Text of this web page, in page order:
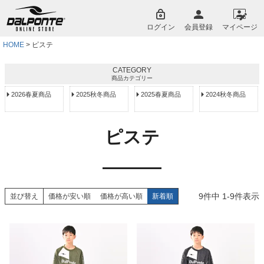
ログイン 会員登録 マイページ
HOME ピステ
CATEGORY
商品カテゴリー
2026春夏商品 2025秋冬商品 2025春夏商品 2024秋冬商品
ピステ
並び替え 価格が安い順 価格が高い順 新着順 9件中 1-9件表示
ジト
ップ